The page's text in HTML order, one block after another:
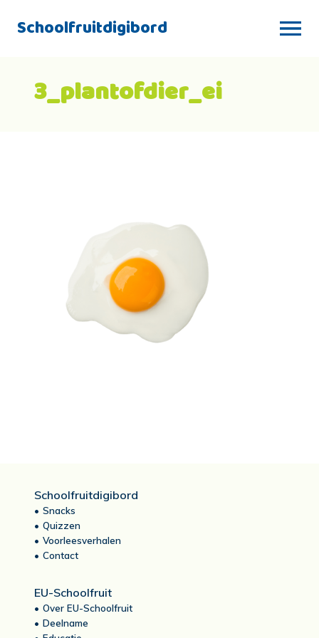
Schoolfruitdigibord
3_plantofdier_ei
Schoolfruitdigibord
Snacks
Quizzen
Voorleesverhalen
Contact
EU-Schoolfruit
Over EU-Schoolfruit
Deelname